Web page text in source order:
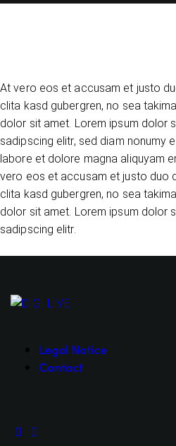
At vero eos et accusam et justo
clita kasd gubergren, no sea
dolor sit amet. Lorem ipsum dolor
sadipscing elitr, sed diam nonumy
labore et dolore magna aliquyam
vero eos et accusam et justo duo
clita kasd gubergren, no sea
dolor sit amet. Lorem ipsum dolor
sadipscing elitr.
Legal Notice
Contact